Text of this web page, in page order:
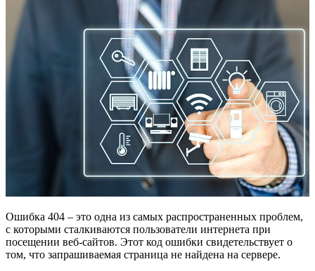
Ошибка 404 – это одна из самых распространенных проблем,
с которыми сталкиваются пользователи интернета при
посещении веб-сайтов. Этот код ошибки свидетельствует о
том, что запрашиваемая страница не найдена на сервере.